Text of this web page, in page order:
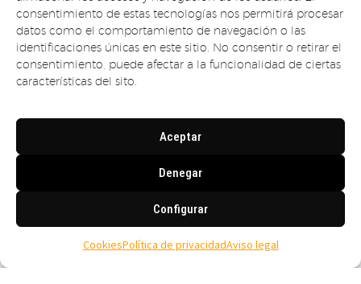
consentimiento de estas tecnologías nos permitirá procesar
datos como el comportamiento de navegación o las
identificaciones únicas en este sitio. No consentir o retirar el
consentimiento, puede afectar a la funcionalidad de ciertas
características del sito.
Aceptar
Denegar
Configurar
CookiesPolítica de privacidadAviso legal